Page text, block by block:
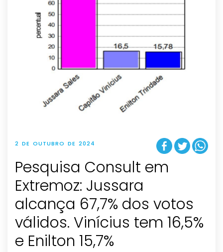
2 DE OUTUBRO DE 2024
Pesquisa Consult em
Extremoz: Jussara
alcança 67,7% dos votos
válidos. Vinícius tem 16,5%
e Enilton 15,7%